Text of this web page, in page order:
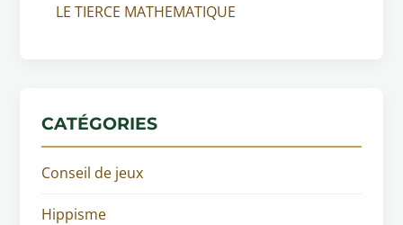
LE TIERCE MATHEMATIQUE
CATÉGORIES
Conseil de jeux
Hippisme